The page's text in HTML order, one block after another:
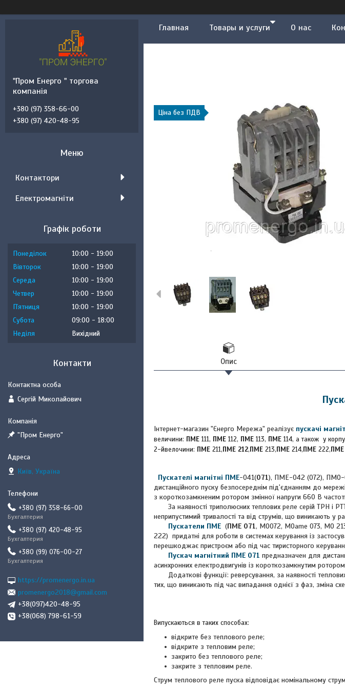
Главная Товары и услуги О нас
Ціна без ПДВ
Опис
Інтернет-магазин "Єнерго Мережа" реалізує пускачі
величини: ПМЕ 111, ПМЕ 112, ПМЕ 113, ПМЕ 114, а також у
2-йвелочини: ПМЕ 211,ПМЕ 212,ПМЕ 213,ПМЕ 214,ПМЕ 222,ПМЕ
Пускателі магнітні ПМЕ-041(071), ПМЕ-042 (072), ПМО-
дистанційного пуску безпосереднім під'єднанням до
з короткозамкненим ротором змінної напруги 660 В
За наявності триполюсних теплових реле серій ТРН і
неприпустимий тривалості та від струмів, що виникають у
Пускатели ПМЕ (ПМЕ 071, МО072, МОame 073, МО
222) придатні для роботи в системах керування із
перешкоджає пристроєм або під час тиристорного
Пускач магнітний ПМЕ 071 предназначен для
асинхронних електродвигунів із короткозамкнутим
Додаткові функції: реверсування, за наявності
тих, що виникають під час випадання однієї з фаз, зміна
Випускаються в таких способах:
відкрите без теплового реле;
відкрите з тепловим реле;
закрито без теплового реле;
закрите з тепловим реле.
Струм теплового реле пуска відповідає номінальному
"Пром Енерго " торгова
компанія
+380 (97) 358-66-00
+380 (97) 420-48-95
Контактори
Електромагніти
Графік роботи
Понеділок 10:00
19:00
Вівторок
10:00
19:00
Середа
10:00
19:00
Четвер
10:00
19:00
Пʼятниця
10:00
19:00
Субота
09:00
18:00
Неділя
Вихідний
Контакти
Сергій Миколайович
"Пром Енерго"
Київ, Україна
+380 (97) 358-66-00
Бухгалтерия
+380 (97) 420-48-95
Бухгалтерия
+380 (99) 076-00-27
Бухгалтерия
https://promenergo.in.ua
promenergo2018@gmail.com
+38(097)420-48-95
+38(068) 798-61-59